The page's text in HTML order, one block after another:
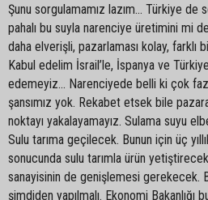
Şunu sorgulamamız lazım... Türkiye de
pahalı bu suyla narenciye üretimini mi
daha elverişli, pazarlaması kolay, farklı
Kabul edelim İsrail’le, İspanya ve
edemeyiz... Narenciyede belli ki çok
şansımız yok. Rekabet etsek bile
noktayı yakalayamayız. Sulama suyu
Sulu tarıma geçilecek. Bunun için üç
sonucunda sulu tarımla ürün
sanayisinin de genişlemesi gerekecek.
şimdiden yapılmalı. Ekonomi Bakanlığı